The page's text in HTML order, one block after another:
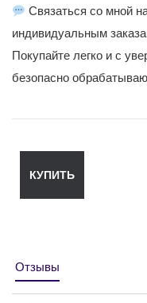
Связаться со мной
индивидуальным
Покупайте легко и с
безопасно
КУПИТЬ
Отзывы